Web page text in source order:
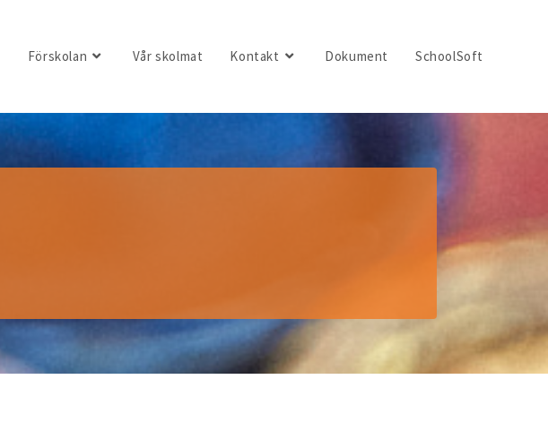
Förskolan Vår skolmat Kontakt Dokument SchoolSoft